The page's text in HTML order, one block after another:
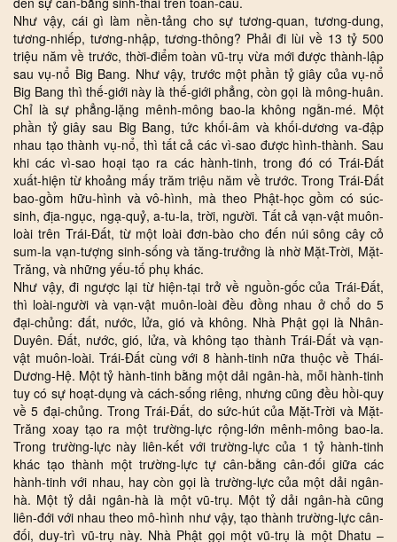
Như vậy, cái gì làm nền-tảng cho sự tương-quan, tương-dung,
tương-nhiếp, tương-nhập, tương-thông? Phải đi lùi về 13 tỷ 500
triệu năm về trước, thời-điểm toàn vũ-trụ vừa mới được thành-lập
sau vụ-nổ Big Bang. Như vậy, trước một phần tỷ giây của vụ-nổ
Big Bang thì thế-giới này là thế-giới phẳng, còn gọi là mông-huân.
Chỉ là sự phẳng-lặng mênh-mông bao-la không ngằn-mé. Một
phần tỷ giây sau Big Bang, tức khối-âm và khối-dương va-đập
nhau tạo thành vụ-nổ, thì tất cả các vì-sao được hình-thành. Sau
khi các vì-sao hoại tạo ra các hành-tinh, trong đó có Trái-Đất
xuất-hiện từ khoảng mấy trăm triệu năm về trước. Trong Trái-Đất
bao-gồm hữu-hình và vô-hình, mà theo Phật-học gồm có súc-
sinh, địa-ngục, ngạ-quỷ, a-tu-la, trời, người. Tất cả vạn-vật muôn-
loài trên Trái-Đất, từ một loài đơn-bào cho đến núi sông cây cỏ
sum-la vạn-tượng sinh-sống và tăng-trưởng là nhờ Mặt-Trời, Mặt-
Trăng, và những yếu-tố phụ khác.
Như vậy, đi ngược lại từ hiện-tại trở về nguồn-gốc của Trái-Đất,
thì loài-người và vạn-vật muôn-loài đều đồng nhau ở chổ do 5
đại-chủng: đất, nước, lửa, gió và không. Nhà Phật gọi là Nhân-
Duyên. Đất, nước, gió, lửa, và không tạo thành Trái-Đất và vạn-
vật muôn-loài. Trái-Đất cùng với 8 hành-tinh nữa thuộc về Thái-
Dương-Hệ. Một tỷ hành-tinh bằng một dải ngân-hà, mỗi hành-tinh
tuy có sự hoạt-dụng và cách-sống riêng, nhưng cũng đều hồi-quy
về 5 đại-chủng. Trong Trái-Đất, do sức-hút của Mặt-Trời và Mặt-
Trăng xoay tạo ra một trường-lực rộng-lớn mênh-mông bao-la.
Trong trường-lực này liên-kết với trường-lực của 1 tỷ hành-tinh
khác tạo thành một trường-lực tự cân-bằng cân-đối giữa các
hành-tinh với nhau, hay còn gọi là trường-lực của một dải ngân-
hà. Một tỷ dải ngân-hà là một vũ-trụ. Một tỷ dải ngân-hà cũng
liên-đới với nhau theo mô-hình như vậy, tạo thành trường-lực cân-
đối, duy-trì vũ-trụ này. Nhà Phật gọi một vũ-trụ là một Dhatu –